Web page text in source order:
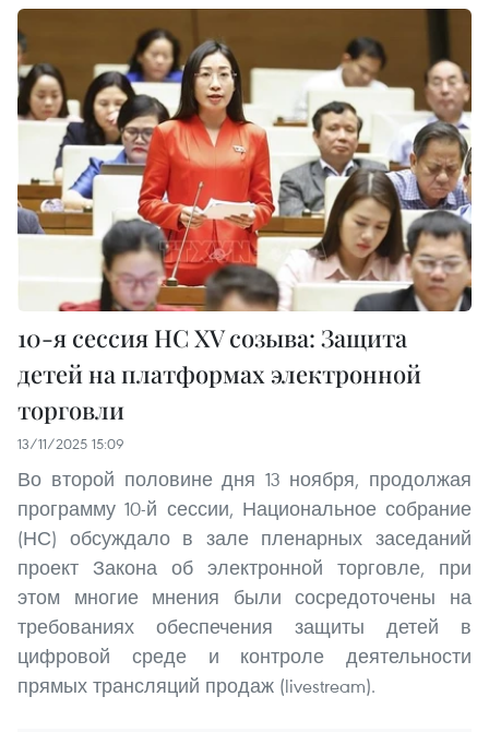
10-я сессия НС XV созыва: Защита
детей на платформах электронной
торговли
13/11/2025 15:09
Во второй половине дня 13 ноября, продолжая
программу 10-й сессии, Национальное собрание
(НС) обсуждало в зале пленарных заседаний
проект Закона об электронной торговле, при
этом многие мнения были сосредоточены на
требованиях обеспечения защиты детей в
цифровой среде и контроле деятельности
прямых трансляций продаж (livestream).